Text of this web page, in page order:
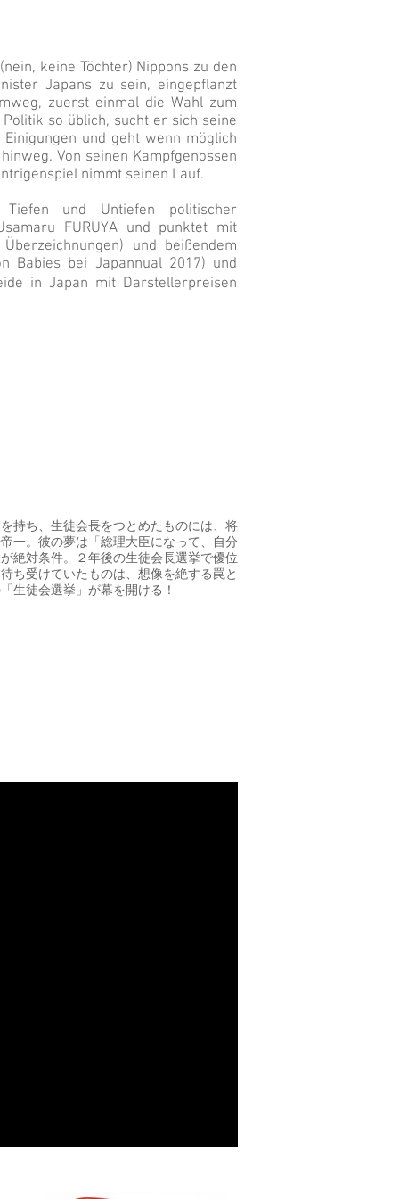
keine Töchter) Nippons zu den
Japans zu sein, eingepflanzt
zuerst einmal die Wahl zum
so üblich, sucht er sich seine
und geht wenn möglich
Von seinen Kampfgenossen
nimmt seinen Lauf.
und Untiefen politischer
FURUYA und punktet mit
und beißendem
Babies bei Japannual 2017) und
in Japan mit Darstellerpreisen
持ち、生徒会長をつとめたものには、将
一。彼の夢は「総理大臣になって、自分
絶対条件。２年後の生徒会長選挙で優位
ち受けていたものは、想像を絶する罠と
生徒会選挙」が幕を開ける！